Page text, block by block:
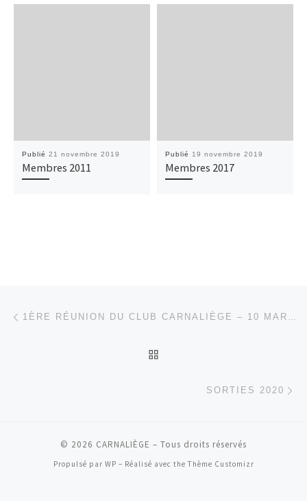
Publié 21 novembre 2019
Membres 2011
Publié 19 novembre 2019
Membres 2017
Parcourir les articles 1ÈRE RÉUNION DU CLUB CARNALIÈGE – 10 MARS 2010
SORTIES 2020
© 2026 CARNALIÈGE – Tous droits réservés
Propulsé par WP – Réalisé avec the Thème Customizr